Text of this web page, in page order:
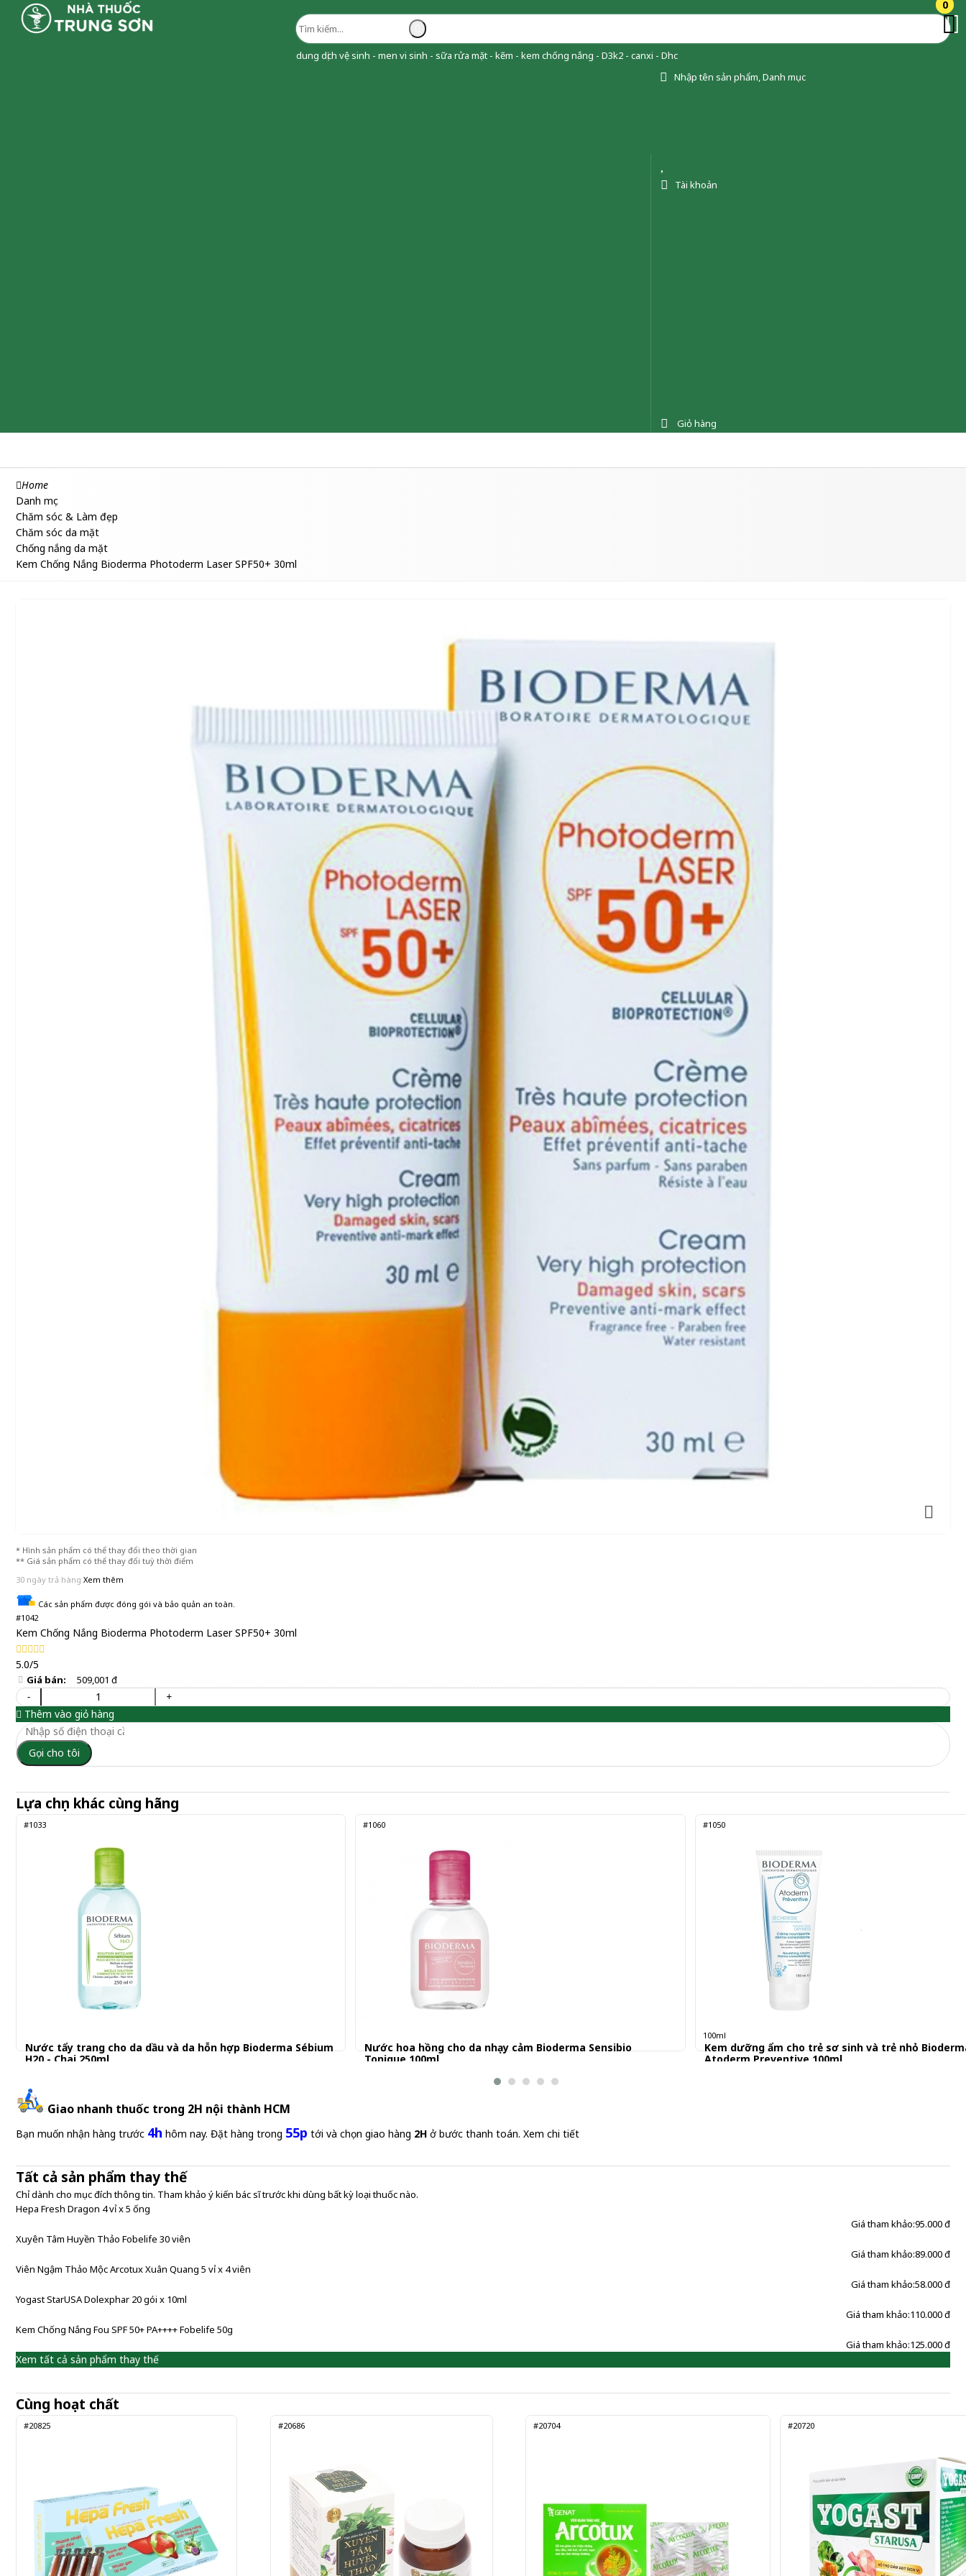
dung dịch vệ sinh - men vi sinh - sữa rửa mặt - kẽm - kem chống nắng - D3k2 - canxi - Dhc
Nhập tên sản phẩm, Danh mục
0
Tài khoản
0
Giỏ hàng
Home
Danh mục
Chăm sóc & Làm đẹp
Chăm sóc da mặt
Chống nắng da mặt
Kem Chống Nắng Bioderma Photoderm Laser SPF50+ 30ml
* Hình sản phẩm có thể thay đổi theo thời gian
** Giá sản phẩm có thể thay đổi tuỳ thời điểm
30 ngày trả hàng Xem thêm
Các sản phẩm được đóng gói và bảo quản an toàn.
#1042
Kem Chống Nắng Bioderma Photoderm Laser SPF50+ 30ml
5.0/5
Giá bán: 509,001 đ
-
+
Thêm vào giỏ hàng
Gọi cho tôi
Lựa chọn khác cùng hãng
#1033
Nước tẩy trang cho da dầu và da hỗn hợp Bioderma Sébium
H20 - Chai 250ml
#1060
Nước hoa hồng cho da nhạy cảm Bioderma Sensibio
Tonique 100ml
#1050
100ml
Kem dưỡng ẩm cho trẻ sơ sinh và trẻ nhỏ
Atoderm Preventive 100ml
Giao nhanh thuốc trong 2H nội thành HCM
Bạn muốn nhận hàng trước 4h hôm nay. Đặt hàng trong 55p tới và chọn giao hàng 2H ở bước thanh toán. Xem chi tiết
Tất cả sản phẩm thay thế
Chỉ dành cho mục đích thông tin. Tham khảo ý kiến bác sĩ trước khi dùng bất kỳ loại thuốc nào.
Hepa Fresh Dragon 4 vỉ x 5 ống
Giá tham khảo:95.000 đ
Xuyên Tâm Huyền Thảo Fobelife 30 viên
Giá tham khảo:89.000 đ
Viên Ngậm Thảo Mộc Arcotux Xuân Quang 5 vỉ x 4 viên
Giá tham khảo:58.000 đ
Yogast StarUSA Dolexphar 20 gói x 10ml
Giá tham khảo:110.000 đ
Kem Chống Nắng Fou SPF 50+ PA++++ Fobelife 50g
Giá tham khảo:125.000 đ
Xem tất cả sản phẩm thay thế
Cùng hoạt chất
#20825 #20686 #20704 #20720